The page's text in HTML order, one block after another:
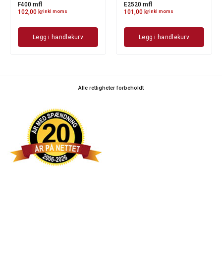
F400 mfl
102,00 krinkl moms
Legg i handlekurv
E2520 mfl
101,00 krinkl moms
Legg i handlekurv
Alle rettigheter forbeholdt